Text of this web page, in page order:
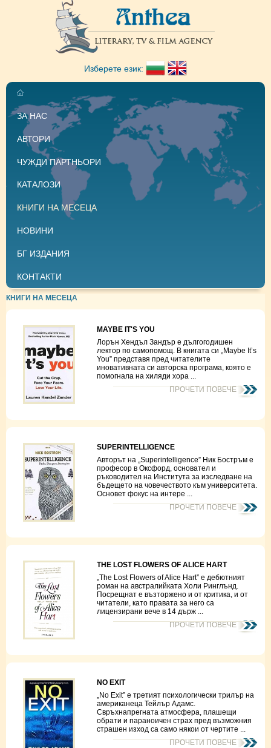
Изберете език:
ЗА НАС
АВТОРИ
ЧУЖДИ ПАРТНЬОРИ
КАТАЛОЗИ
КНИГИ НА МЕСЕЦА
НОВИНИ
БГ ИЗДАНИЯ
КОНТАКТИ
КНИГИ НА МЕСЕЦА
MAYBE IT'S YOU
Лорън Хендъл Зандър е дългогодишен
лектор по самопомощ. В книгата си „Maybe It’s
You” представя пред читателите
иновативната си авторска програма, която е
помогнала на хиляди хора ...
ПРОЧЕТИ ПОВЕЧЕ
SUPERINTELLIGENCE
Авторът на „Superintelligence” Ник Бостръм е
професор в Оксфорд, основател и
ръководител на Института за изследване на
бъдещето на човечеството към университета.
Основет фокус на интере ...
ПРОЧЕТИ ПОВЕЧЕ
THE LOST FLOWERS OF ALICE HART
„The Lost Flowers of Alice Hart” e дебютният
роман на австралийката Холи Ринглънд.
Посрещнат е възторжено и от критика, и от
читатели, като правата за него са
лицензирани вече в 14 държ ...
ПРОЧЕТИ ПОВЕЧЕ
NO EXIT
„No Exit” е третият психологически трилър на
американеца Тейлър Адамс.
Свръхнапрегната атмосфера, плашещи
обрати и параноичен страх пред възможния
страшен изход са само някои от чертите ...
ПРОЧЕТИ ПОВЕЧЕ